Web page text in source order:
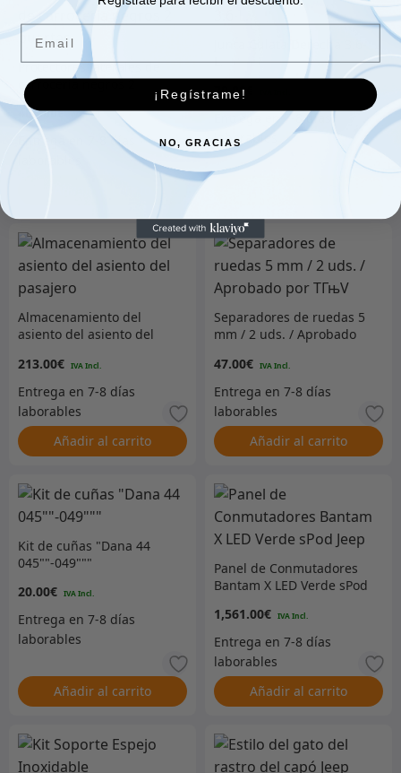
Protectores laterales de
carrocería negros 2
puertas
404.00€
L.
70.00
Almacenamiento del
asiento del asiento del
213.00€
Añadir al carrito
Separadores de ruedas 5
mm / 2 uds. / Aprobado
47.00€
Añadir al carrito
Kit de cuñas "Dana 44
045""-049"""
20.00€
Añadir al carrito
Panel de Conmutadores
Bantam X LED Verde sPod
1,561.00€
Añadir al carrito
Email
¡Regístrame!
NO, GRACIAS